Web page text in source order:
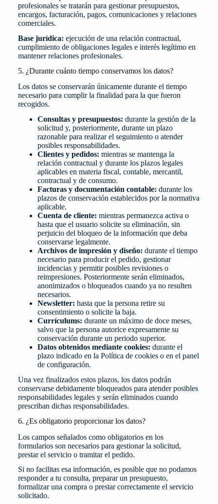
profesionales se tratarán para gestionar presupuestos,
encargos, facturación, pagos, comunicaciones y relaciones
comerciales.
Base jurídica: ejecución de una relación contractual,
cumplimiento de obligaciones legales e interés legítimo en
mantener relaciones profesionales.
5. ¿Durante cuánto tiempo conservamos los datos?
Los datos se conservarán únicamente durante el tiempo
necesario para cumplir la finalidad para la que fueron
recogidos.
Consultas y presupuestos: durante la gestión de la
solicitud y, posteriormente, durante un plazo
razonable para realizar el seguimiento o atender
posibles responsabilidades.
Clientes y pedidos: mientras se mantenga la
relación contractual y durante los plazos legales
aplicables en materia fiscal, contable, mercantil,
contractual y de consumo.
Facturas y documentación contable: durante los
plazos de conservación establecidos por la normativa
aplicable.
Cuenta de cliente: mientras permanezca activa o
hasta que el usuario solicite su eliminación, sin
perjuicio del bloqueo de la información que deba
conservarse legalmente.
Archivos de impresión y diseño: durante el tiempo
necesario para producir el pedido, gestionar
incidencias y permitir posibles revisiones o
reimpresiones. Posteriormente serán eliminados,
anonimizados o bloqueados cuando ya no resulten
necesarios.
Newsletter: hasta que la persona retire su
consentimiento o solicite la baja.
Currículums: durante un máximo de doce meses,
salvo que la persona autorice expresamente su
conservación durante un periodo superior.
Datos obtenidos mediante cookies: durante el
plazo indicado en la Política de cookies o en el panel
de configuración.
Una vez finalizados estos plazos, los datos podrán
conservarse debidamente bloqueados para atender posibles
responsabilidades legales y serán eliminados cuando
prescriban dichas responsabilidades.
6. ¿Es obligatorio proporcionar los datos?
Los campos señalados como obligatorios en los
formularios son necesarios para gestionar la solicitud,
prestar el servicio o tramitar el pedido.
Si no facilitas esa información, es posible que no podamos
responder a tu consulta, preparar un presupuesto,
formalizar una compra o prestar correctamente el servicio
solicitado.